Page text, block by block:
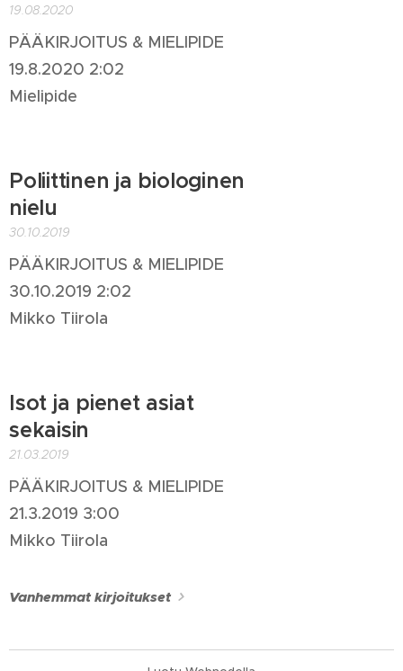
19.08.2020
PÄÄKIRJOITUS & MIELIPIDE
19.8.2020 2:02
Mielipide
Poliittinen ja biologinen
nielu
30.10.2019
PÄÄKIRJOITUS & MIELIPIDE
30.10.2019 2:02
Mikko Tiirola
Isot ja pienet asiat
sekaisin
21.03.2019
PÄÄKIRJOITUS & MIELIPIDE
21.3.2019 3:00
Mikko Tiirola
Vanhemmat kirjoitukset